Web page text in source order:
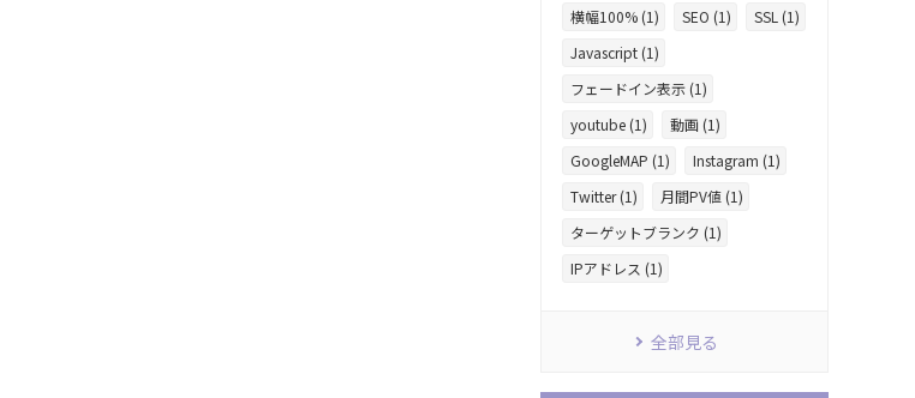
横幅100% (1)
SEO (1)
SSL (1)
Javascript (1)
フェードイン表示 (1)
youtube (1)
動画 (1)
GoogleMAP (1)
Instagram (1)
Twitter (1)
月間PV値 (1)
ターゲットブランク (1)
IPアドレス (1)
全部見る